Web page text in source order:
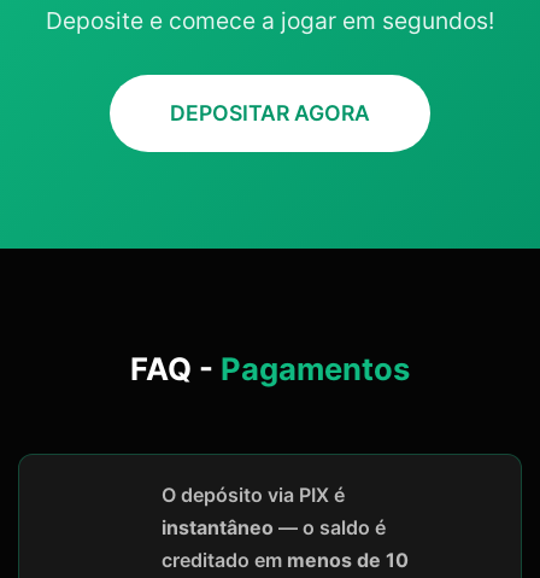
Deposite e comece a jogar em segundos!
DEPOSITAR AGORA
FAQ - Pagamentos
O depósito via PIX é
instantâneo — o saldo é
creditado em menos de 10